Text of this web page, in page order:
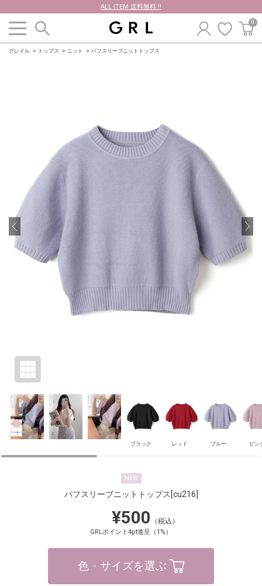
ALL ITEM 送料無料 !!
0
グレイル トップス ニット パフスリーブニットトップス
ブラック レッド ブルー ピン
NEW
パフスリーブニットトップス [cu216]
¥500 （税込）
GRLポイント4pt進呈（1%）
色・サイズを選ぶ